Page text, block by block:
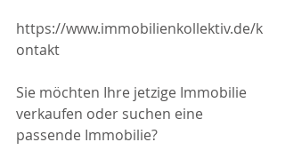
https://www.immobilienkollektiv.de/k
ontakt
Sie möchten Ihre jetzige Immobilie
verkaufen oder suchen eine
passende Immobilie?